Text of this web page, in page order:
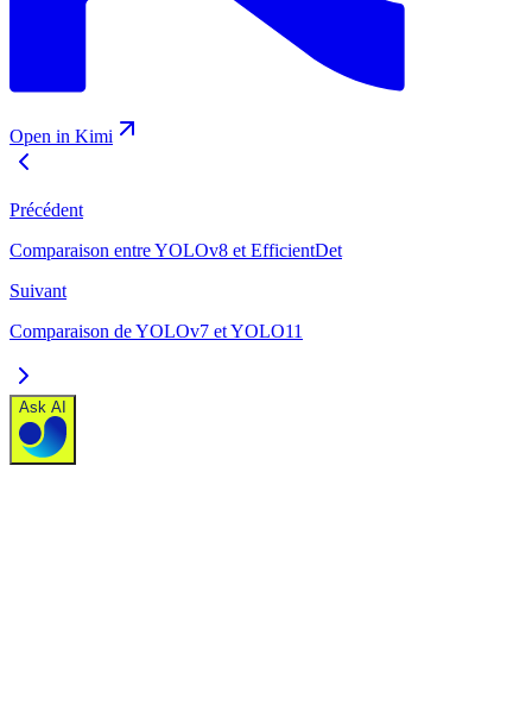
Open in Kimi
Précédent
Comparaison entre YOLOv8 et EfficientDet
Suivant
Comparaison de YOLOv7 et YOLO11
Ask AI